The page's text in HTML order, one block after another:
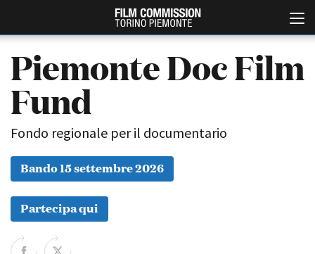
Chi siamo
Piemonte Doc Film
Fund
Fondo regionale per il documentario
Bando 15 settembre 2026
Partecipa qui